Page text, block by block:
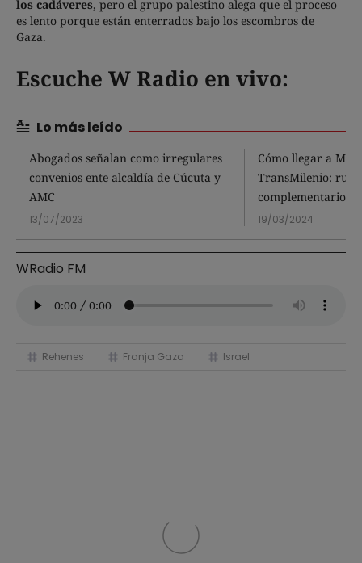
los cadáveres, pero el grupo palestino alega que el proceso
es lento porque están enterrados bajo los escombros de
Gaza.
Escuche W Radio en vivo:
Lo más leído
Abogados señalan como irregulares
convenios ente alcaldía de Cúcuta y
AMC
13/07/2023
Cómo llegar a
TransMilenio:
complementarios
19/03/2024
WRadio FM
Rehenes Franja Gaza Israel